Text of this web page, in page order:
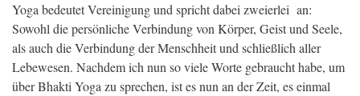
Yoga bedeutet Vereinigung und spricht dabei zweierlei an:
Sowohl die persönliche Verbindung von Körper, Geist und Seele,
als auch die Verbindung der Menschheit und schließlich aller
Lebewesen. Nachdem ich nun so viele Worte gebraucht habe, um
über Bhakti Yoga zu sprechen, ist es nun an der Zeit, es einmal